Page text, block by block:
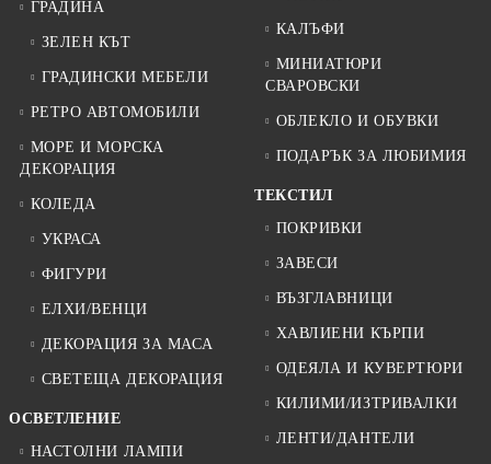
ГРАДИНА
ЗЕЛЕН КЪТ
ГРАДИНСКИ МЕБЕЛИ
РЕТРО АВТОМОБИЛИ
МОРЕ И МОРСКА
ДЕКОРАЦИЯ
КОЛЕДА
УКРАСА
ФИГУРИ
ЕЛХИ/ВЕНЦИ
ДЕКОРАЦИЯ ЗА МАСА
СВЕТЕЩА ДЕКОРАЦИЯ
ОСВЕТЛЕНИЕ
НАСТОЛНИ ЛАМПИ
КАЛЪФИ
МИНИАТЮРИ
СВАРОВСКИ
ОБЛЕКЛО И ОБУВКИ
ПОДАРЪК ЗА ЛЮБИМИЯ
ТЕКСТИЛ
ПОКРИВКИ
ЗАВЕСИ
ВЪЗГЛАВНИЦИ
ХАВЛИЕНИ КЪРПИ
ОДЕЯЛА И КУВЕРТЮРИ
КИЛИМИ/ИЗТРИВАЛКИ
ЛЕНТИ/ДАНТЕЛИ